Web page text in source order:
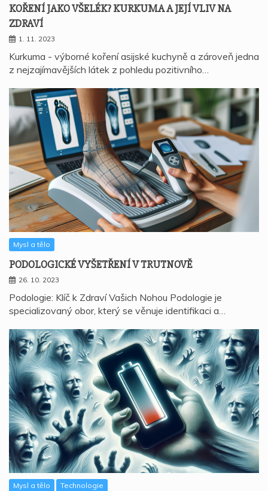
KOŘENÍ JAKO VŠELÉK? KURKUMA A JEJÍ VLIV NA
ZDRAVÍ
1. 11. 2023
Kurkuma - výborné koření asijské kuchyně a zároveň jedna
z nejzajímavějších látek z pohledu pozitivního…
Mysl a tělo
PODOLOGICKÉ VYŠETŘENÍ V TRUTNOVĚ
26. 10. 2023
Podologie: Klíč k Zdraví Vašich Nohou Podologie je
specializovaný obor, který se věnuje identifikaci a…
Mysl a tělo Technologie